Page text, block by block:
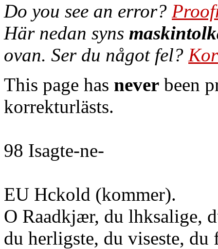
Do you see an error?
Här nedan syns
ovan. Ser du något fel?
This page has never been
korrekturlästs.
98 Isagte-ne-
EU Hckold (kommer).
O Raadkjær, du lhksalige,
du herligste, du viseste, du